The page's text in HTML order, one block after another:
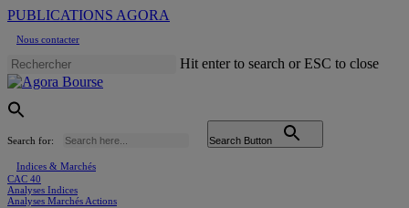
Skip
main
content
PUBLICATIONS AGORA
Nous contacter
Hit enter to search or ESC to close
Close
Search for: Search Button
Menu
Indices & Marchés
CAC 40
Analyses Indices
Analyses Marchés Actions